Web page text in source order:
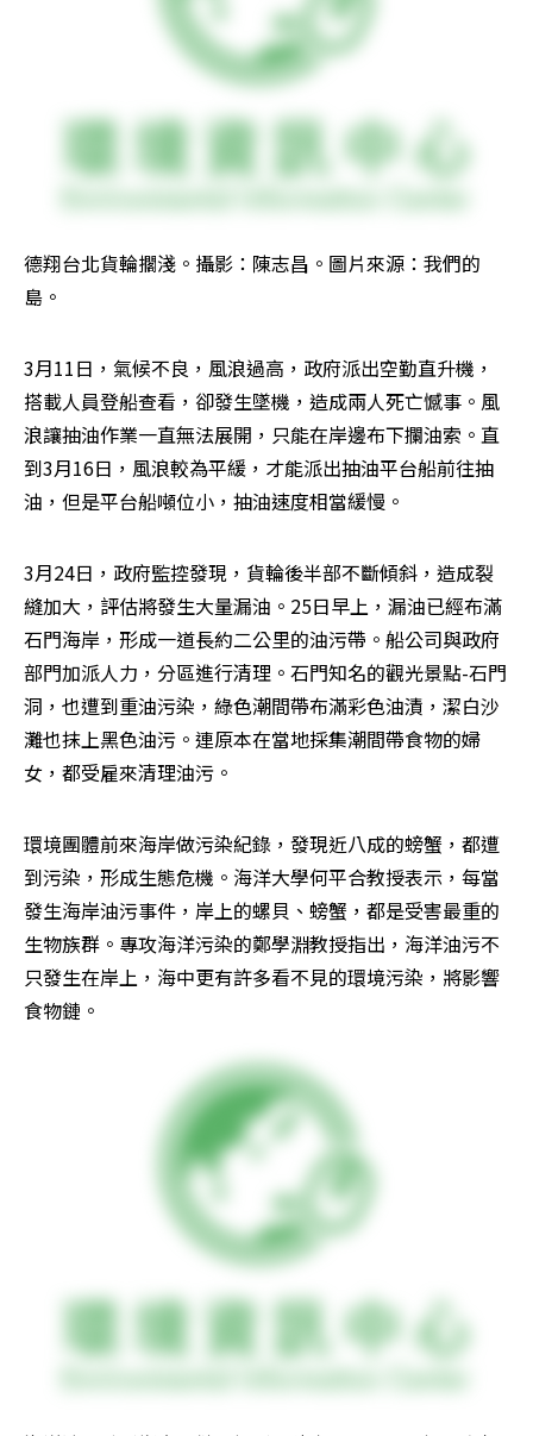
德翔台北貨輪擱淺。攝影：陳志昌。圖片來源：我們的
島。
3月11日，氣候不良，風浪過高，政府派出空勤直升機，
搭載人員登船查看，卻發生墜機，造成兩人死亡憾事。風
浪讓抽油作業一直無法展開，只能在岸邊布下攔油索。直
到3月16日，風浪較為平緩，才能派出抽油平台船前往抽
油，但是平台船噸位小，抽油速度相當緩慢。
3月24日，政府監控發現，貨輪後半部不斷傾斜，造成裂
縫加大，評估將發生大量漏油。25日早上，漏油已經布滿
石門海岸，形成一道長約二公里的油污帶。船公司與政府
部門加派人力，分區進行清理。石門知名的觀光景點-石門
洞，也遭到重油污染，綠色潮間帶布滿彩色油漬，潔白沙
灘也抹上黑色油污。連原本在當地採集潮間帶食物的婦
女，都受雇來清理油污。
環境團體前來海岸做污染紀錄，發現近八成的螃蟹，都遭
到污染，形成生態危機。海洋大學何平合教授表示，每當
發生海岸油污事件，岸上的螺貝、螃蟹，都是受害最重的
生物族群。專攻海洋污染的鄭學淵教授指出，海洋油污不
只發生在岸上，海中更有許多看不見的環境污染，將影響
食物鏈。